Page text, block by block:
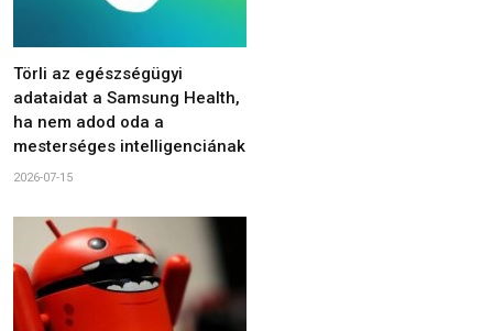
Törli az egészségügyi
adataidat a Samsung Health,
ha nem adod oda a
mesterséges intelligenciának
2026-07-15